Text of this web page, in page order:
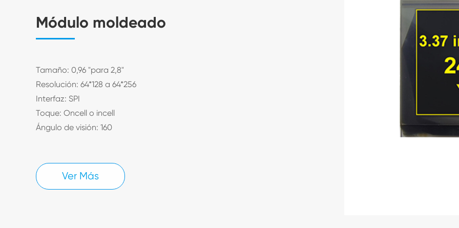
Módulo moldeado
Tamaño: 0,96 "para 2,8"
Resolución: 64*128 a 64*256
Interfaz: SPI
Toque: Oncell o incell
Ángulo de visión: 160
Ver Más